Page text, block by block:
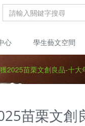
心 學生藝文空間
2025苗栗文創良品-十大
苗栗文創